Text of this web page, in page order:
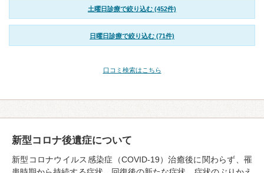
土曜日診療で絞り込む (452件)
日曜日診療で絞り込む (71件)
口コミ検索はこちら
新型コロナ後遺症について
新型コロナウイルス感染症（COVID-19）治癒後に関わらず、罹